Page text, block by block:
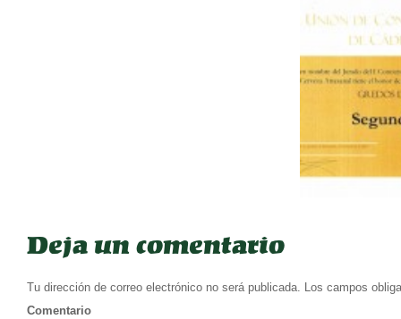
Deja un comentario
Tu dirección de correo electrónico no será publicada. Los campos
Comentario